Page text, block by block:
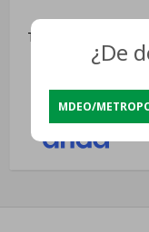
Tv Led James 50
Hd Sintonizador
USD
¿De
MDEO/